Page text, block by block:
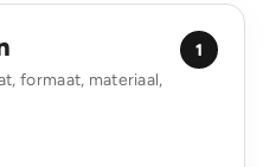
formaat, materiaal,
1